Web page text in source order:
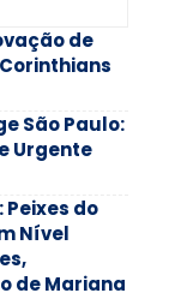
de
São Paulo:
Urgente
do
Nível
de Mariana